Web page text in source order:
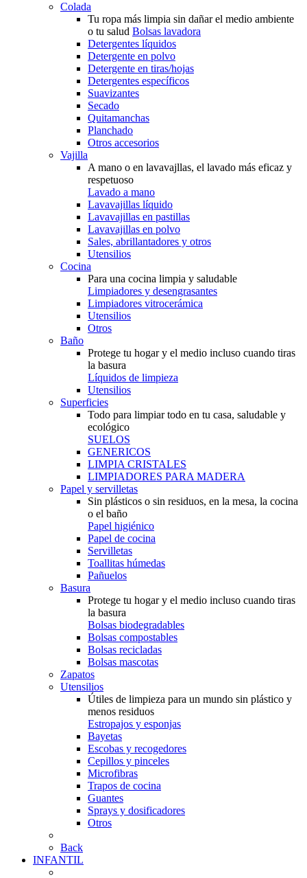
Colada
Tu ropa más limpia sin dañar el medio ambiente
o tu salud Bolsas lavadora
Detergentes líquidos
Detergente en polvo
Detergente en tiras/hojas
Detergentes específicos
Suavizantes
Secado
Quitamanchas
Planchado
Otros accesorios
Vajilla
A mano o en lavavajllas, el lavado más eficaz y
respetuoso
Lavado a mano
Lavavajillas líquido
Lavavajillas en pastillas
Lavavajillas en polvo
Sales, abrillantadores y otros
Utensilios
Cocina
Para una cocina limpia y saludable
Limpiadores y desengrasantes
Limpiadores vitrocerámica
Utensilios
Otros
Baño
Protege tu hogar y el medio incluso cuando tiras
la basura
Líquidos de limpieza
Utensilios
Superficies
Todo para limpiar todo en tu casa, saludable y
ecológico
SUELOS
GENERICOS
LIMPIA CRISTALES
LIMPIADORES PARA MADERA
Papel y servilletas
Sin plásticos o sin residuos, en la mesa, la cocina
o el baño
Papel higiénico
Papel de cocina
Servilletas
Toallitas húmedas
Pañuelos
Basura
Protege tu hogar y el medio incluso cuando tiras
la basura
Bolsas biodegradables
Bolsas compostables
Bolsas recicladas
Bolsas mascotas
Zapatos
Utensilios
Útiles de limpieza para un mundo sin plástico y
menos residuos
Estropajos y esponjas
Bayetas
Escobas y recogedores
Cepillos y pinceles
Microfibras
Trapos de cocina
Guantes
Sprays y dosificadores
Otros
Back
INFANTIL